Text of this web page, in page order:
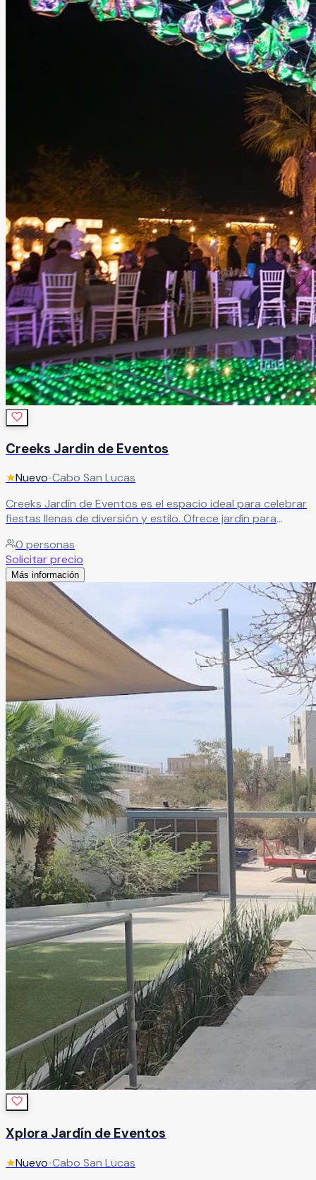
Creeks Jardin de Eventos
★Nuevo•Cabo San Lucas
Creeks Jardín de Eventos es el espacio ideal para celebrar
fiestas llenas de diversión y estilo. Ofrece jardín para
niños, creando el ambiente perfecto para celebraciones
familiares e infantiles inolvidables.
0 personas
Solicitar precio
Más información
Xplora Jardín de Eventos
★Nuevo•Cabo San Lucas